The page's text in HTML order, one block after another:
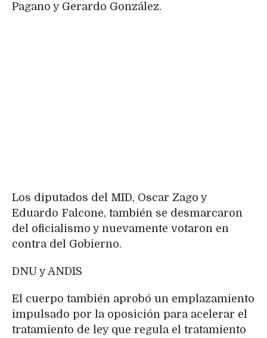
Pagano y Gerardo González.
Los diputados del MID, Oscar Zago y
Eduardo Falcone, también se desmarcaron
del oficialismo y nuevamente votaron en
contra del Gobierno.
DNU y ANDIS
El cuerpo también aprobó un emplazamiento
impulsado por la oposición para acelerar el
tratamiento de ley que regula el tratamiento